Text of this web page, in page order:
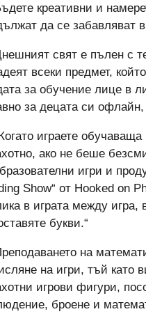
креативни и
да се забавляват
свят е пълен с
всеки предмет,
за обучение лице в
за децата си
играете
ако не беше
игри и
Show“ от Hooked on
в играта между игра,
букви.“
на
на игри, тъй като
игрови фигури,
броене и